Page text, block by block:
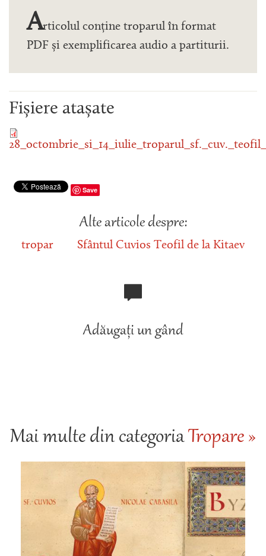
Articolul conține troparul în format
PDF și exemplificarea audio a partiturii.
Fișiere atașate
Save
Alte articole despre:
tropar Sfântul Cuvios Teofil de la Kitaev
Adăugați un gând
Mai multe din categoriaTropare »